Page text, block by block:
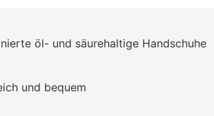
öl- und säurehaltige Handschuhe
und bequem